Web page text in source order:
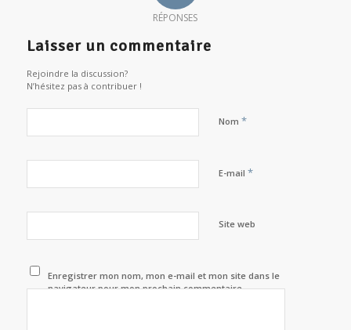
RÉPONSES
Laisser un commentaire
Rejoindre la discussion?
N’hésitez pas à contribuer !
Nom *
E-mail *
Site web
Enregistrer mon nom, mon e-mail et mon site dans le
navigateur pour mon prochain commentaire.